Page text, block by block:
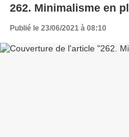
262. Minimalisme en
Publié le 23/06/2021 à 08:10